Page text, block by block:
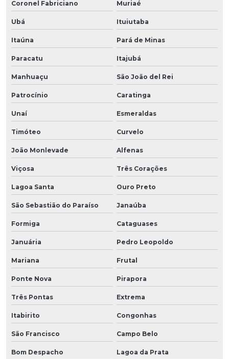
Coronel Fabriciano Muriaé
Ubá Ituiutaba
Itaúna Pará de Minas
Paracatu Itajubá
Manhuaçu São João del Rei
Patrocínio Caratinga
Unaí Esmeraldas
Timóteo Curvelo
João Monlevade Alfenas
Viçosa Três Corações
Lagoa Santa Ouro Preto
São Sebastião do Paraíso Janaúba
Formiga Cataguases
Januária Pedro Leopoldo
Mariana Frutal
Ponte Nova Pirapora
Três Pontas Extrema
Itabirito Congonhas
São Francisco Campo Belo
Bom Despacho Lagoa da Prata